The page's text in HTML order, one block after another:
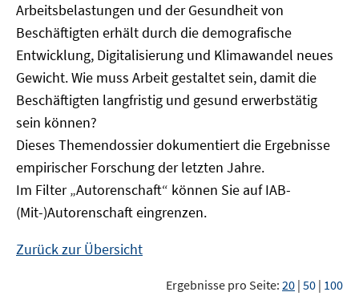
Arbeitsbelastungen und der Gesundheit von
Beschäftigten erhält durch die demografische
Entwicklung, Digitalisierung und Klimawandel neues
Gewicht. Wie muss Arbeit gestaltet sein, damit die
Beschäftigten langfristig und gesund erwerbstätig
sein können?
Dieses Themendossier dokumentiert die Ergebnisse
empirischer Forschung der letzten Jahre.
Im Filter „Autorenschaft“ können Sie auf IAB-
(Mit-)Autorenschaft eingrenzen.
Zurück zur Übersicht
Ergebnisse pro Seite: 20 | 50 | 100